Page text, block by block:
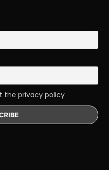
the privacy policy